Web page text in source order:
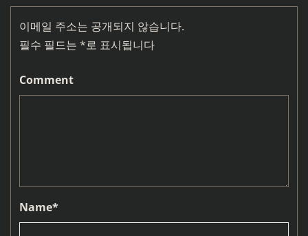
이메일 주소는 공개되지 않습니다.
필수 필드는 *로 표시됩니다
Comment
Name*